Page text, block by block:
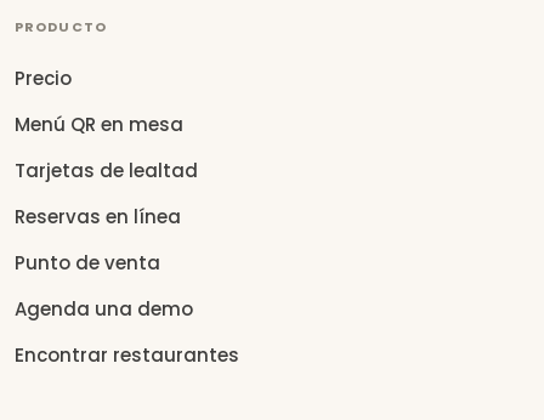
PRODUCTO
Precio
Menú QR en mesa
Tarjetas de lealtad
Reservas en línea
Punto de venta
Agenda una demo
Encontrar restaurantes